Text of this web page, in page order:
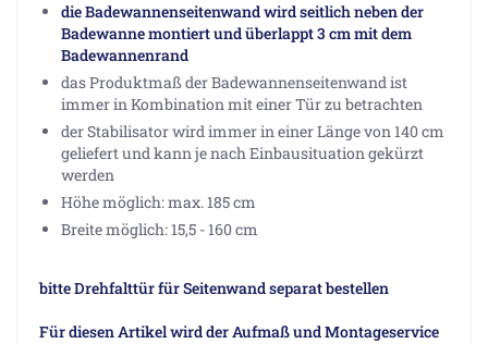
die Badewannenseitenwand wird seitlich neben der
Badewanne montiert und überlappt 3 cm mit dem
Badewannenrand
das Produktmaß der Badewannenseitenwand ist
immer in Kombination mit einer Tür zu betrachten
der Stabilisator wird immer in einer Länge von 140 cm
geliefert und kann je nach Einbausituation gekürzt
werden
Höhe möglich: max. 185 cm
Breite möglich: 15,5 - 160 cm
bitte Drehfalttür für Seitenwand separat bestellen
Für diesen Artikel wird der Aufmaß und Montageservice